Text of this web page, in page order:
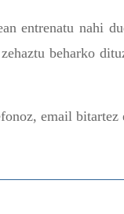
entrenatu nahi
beharko
email